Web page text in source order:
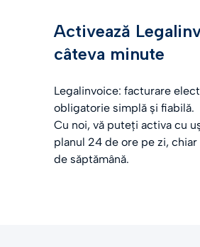
Activează
câteva minute
Legalinvoice: facturare
obligatorie simplă și fiabilă.
Cu noi, vă puteți activa cu
planul 24 de ore pe zi, chiar
de săptămână.